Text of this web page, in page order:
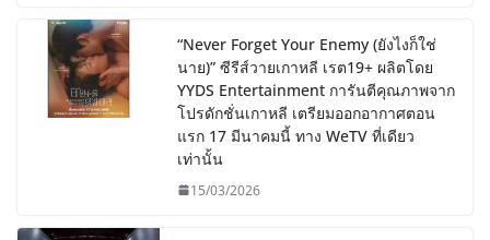
“Never Forget Your Enemy (ยังไงก็ใช่
นาย)” ซีรีส์วายเกาหลี เรต19+ ผลิตโดย
YYDS Entertainment การันตีคุณภาพจาก
โปรดักชั่นเกาหลี เตรียมออกอากาศตอน
แรก 17 มีนาคมนี้ ทาง WeTV ที่เดียว
เท่านั้น
15/03/2026